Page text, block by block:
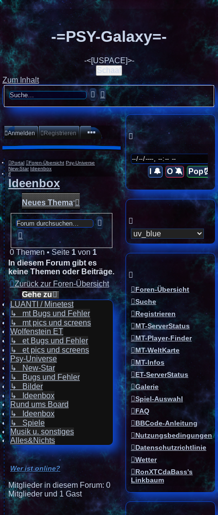
-=PSY-Galaxy=-
-<[USPACE]>-
Schaaf
Zum Inhalt
SucheErweiterte
Suche
Anmelden Registrieren
Portal Foren-Übersicht Psy-Universe
New-Star Ideenbox
Suche
Ideenbox
Neues Thema
Erweiterte
Suche
0 Themen • Seite 1von 1
In diesem Forum gibt es
keine Themen oder Beiträge.
Zurück zur Foren-Übersicht
Gehe zu
LUANTI / Minetest
↳ mt Bugs und Fehler
↳ mt pics und screens
Wolfenstein ET
↳ et Bugs und Fehler
↳ et pics und screens
Psy-Universe
↳ New-Star
↳ Bugs und Fehler
↳ Bilder
↳ Ideenbox
Rund ums Board
↳ Ideenbox
↳ Spiele
Musik u. sonstiges
Alles&Nichts
Wer ist online?
Mitglieder in diesem Forum: 0
Mitglieder und 1 Gast
I 🔔 O 🔕 Pop⏰
Foren-Übersicht
Suche
Registrieren
MT-ServerStatus
MT-Player-Finder
MT-WeltKarte
MT-Infos
ET-ServerStatus
Galerie
Spiel-Auswahl
FAQ
BBCode-Anleitung
Nutzungsbedingungen
Datenschutzrichtlinie
Wetter
RonXTCdaBass's
Linkbaum